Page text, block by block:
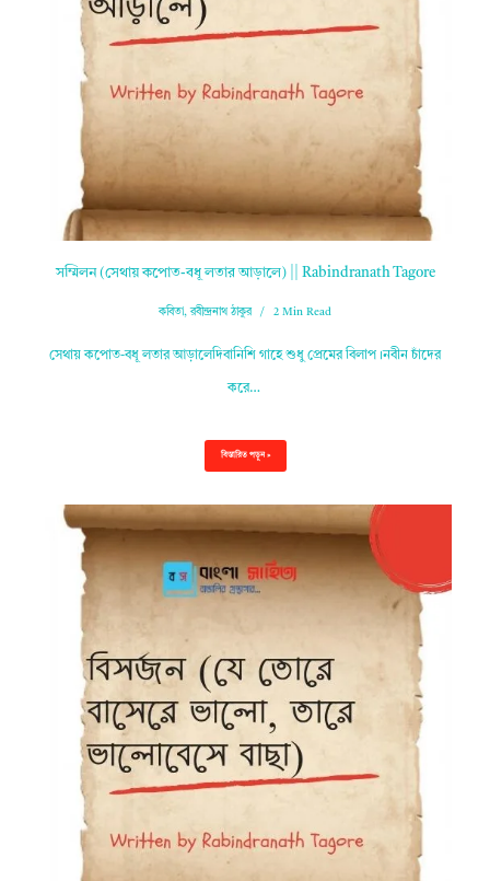
সম্মিলন (সেথায় কপোত-বধূ লতার আড়ালে) || Rabindranath Tagore
কবিতা,রবীন্দ্রনাথ ঠাকুর 2 Min Read
সেথায় কপোত-বধূ লতার আড়ালেদিবানিশি গাহে শুধু প্রেমের বিলাপ।নবীন চাঁদের
করে…
বিস্তারিত পড়ুন »